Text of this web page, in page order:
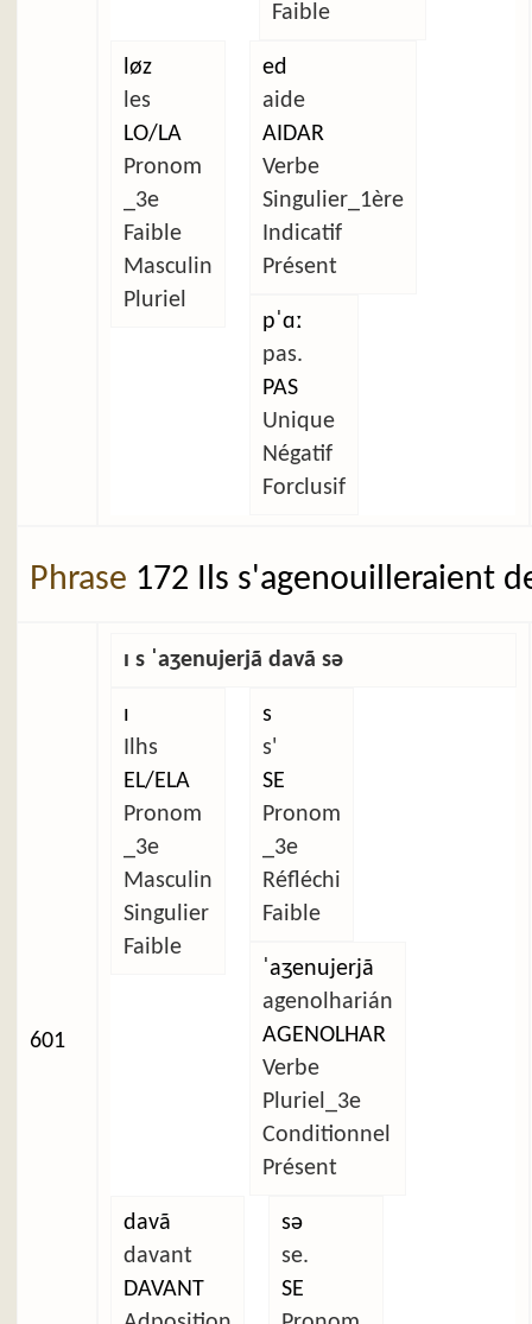
Faible
løz
les
LO/LA
Pronom
_3e
Faible
Masculin
Pluriel
ed
aide
AIDAR
Verbe
Singulier_1ère
Indicatif
Présent
pˈɑː
pas.
PAS
Unique
Négatif
Forclusif
Phrase 172 Ils s'agenouilleraient
601
ɪ s ˈaʒenujerjã davã sə
ɪ
Ilhs
EL/ELA
Pronom
_3e
Masculin
Singulier
Faible
s
s'
SE
Pronom
_3e
Réfléchi
Faible
ˈaʒenujerjã
agenolharián
AGENOLHAR
Verbe
Pluriel_3e
Conditionnel
Présent
davã
davant
DAVANT
sə
se.
SE